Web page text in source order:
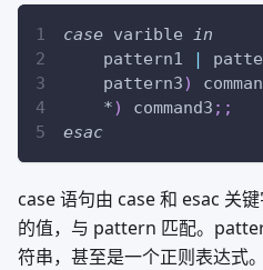
case varible in
    pattern1
|
    pattern3
)
    *
) command3 ; ;
esac
case 语句由 case 和 esac 关
的值，与 pattern 匹配。
符串，甚至是一个正则表达式